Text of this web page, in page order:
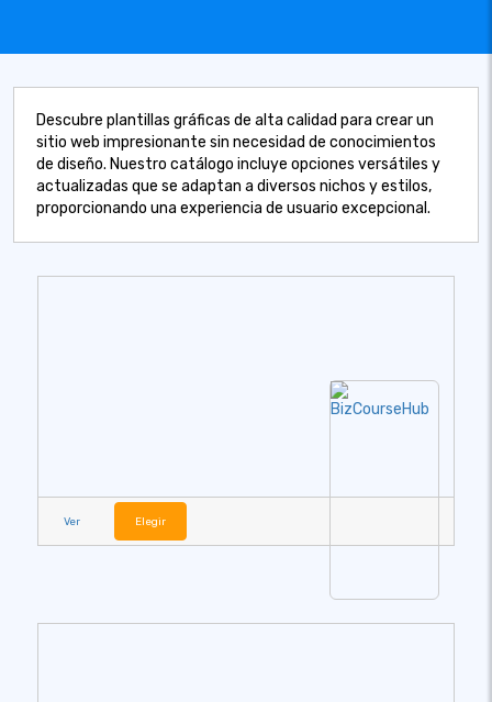
Descubre plantillas gráficas de alta calidad para crear un
sitio web impresionante sin necesidad de conocimientos
de diseño. Nuestro catálogo incluye opciones versátiles y
actualizadas que se adaptan a diversos nichos y estilos,
proporcionando una experiencia de usuario excepcional.
Ver Elegir